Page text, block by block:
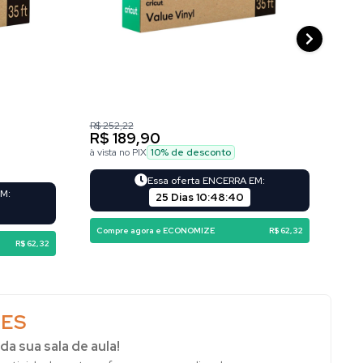
R$ 62,32
R$ 252,22
R$ 189,90
à vista no PIX 10% de desconto
Essa oferta ENCERRA EM:
25 Dias 10:48:39
Compre agora e ECONOMIZE R$ 62,32
sua sala de aula!